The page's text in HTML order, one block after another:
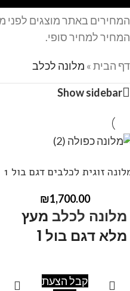
המחירים באתר מוצגים לפני
המחיר למחיר סופי.
דף הבית» מלונה לכלב
Show sidebar
זוגית לכלבים דגם בול 1
₪1,700.00
מלונה לכלב מעץ
מלא דגם בול 1
מידות: אורך 120 , רוחב 80,
קבל הצעת